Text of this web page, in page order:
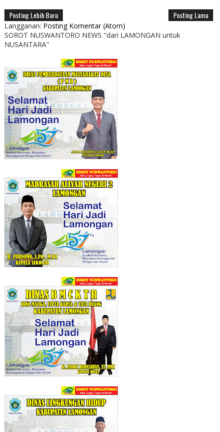
Posting Lebih Baru Posting Lama
Langganan: Posting Komentar (Atom)
SOROT NUSWANTORO NEWS "dari LAMONGAN untuk
NUSANTARA"